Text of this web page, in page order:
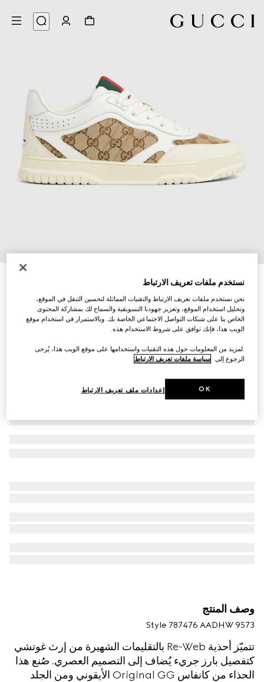
1
/
6
حذاء سنيكرز Gucci Re-Web للرجال
AED 4,500
تنويعات كانفاس GG الأصلي
وصف المنتج
Style ‎787476 AADHW 9573
تتميّز أحذية Re-Web بالتقليمات الشهيرة من إرث غوتشي
كتفصيل بارز جريء يُضاف إلى التصميم العصري. صُنع هذا
الحذاء من كانفاس Original GG الأيقوني ومن الجلد
نستخدم ملفات تعريف الارتباط
نحن نستخدم ملفات تعريف الارتباط والتقنيات المماثلة لتحسين التنقل في الموقع،
وتحليل استخدام الموقع، وتعزيز جهودنا التسويقية والسماح لك بمشاركة المحتوى
الخاص بنا على شبكات التواصل الاجتماعي الخاصة بك. وبالاستمرار في استخدام موقع
الويب هذا، فإنك توافق على شروط الاستخدام هذه.
.لمزيد من المعلومات حول هذه التقنيات واستخدامها على موقع الويب هذا، يُرجى
الرجوع إلى سياسة ملفات تعريف الارتباط
إعدادات ملف تعريف الارتباط OK